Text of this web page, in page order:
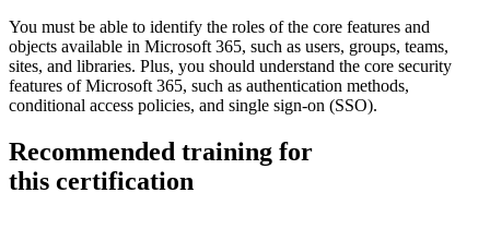
You must be able to identify the roles of the core features and
objects available in Microsoft 365, such as users, groups, teams,
sites, and libraries. Plus, you should understand the core security
features of Microsoft 365, such as authentication methods,
conditional access policies, and single sign-on (SSO).
Recommended training for
this certification